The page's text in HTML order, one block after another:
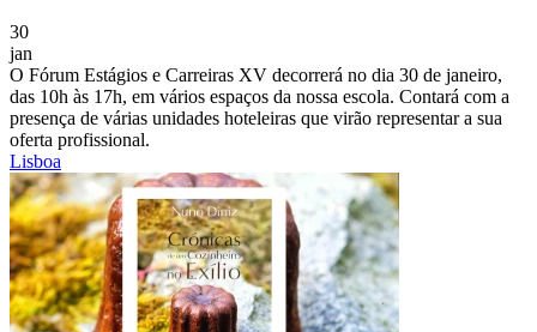
30
jan
O Fórum Estágios e Carreiras XV decorrerá no dia 30 de janeiro,
das 10h às 17h, em vários espaços da nossa escola. Contará com a
presença de várias unidades hoteleiras que virão representar a sua
oferta profissional.
Lisboa